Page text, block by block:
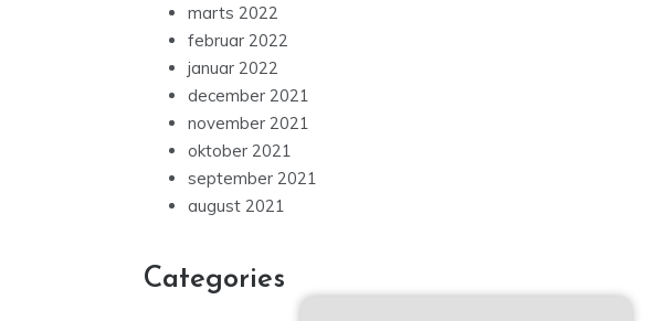
marts 2022
februar 2022
januar 2022
december 2021
november 2021
oktober 2021
september 2021
august 2021
Categories